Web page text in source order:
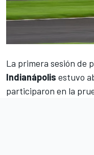
La primera sesión de
Indianápolis estuvo
participaron en la